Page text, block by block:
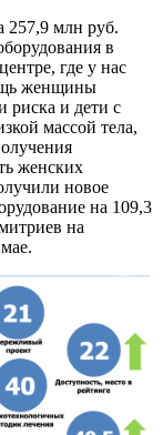
млн руб.
в
где у нас
женщины
риска и дети с
массой тела,
женских
новое
на 109,3
на